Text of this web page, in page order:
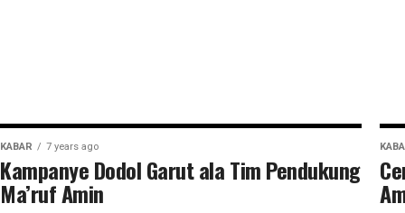
KABAR 7 years ago
Kampanye Dodol Garut ala Tim Pendukung
Ma’ruf Amin